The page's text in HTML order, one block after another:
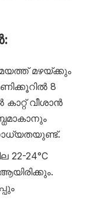
മഴയ്ക്കും
8
വീശാൻ
22-24°C